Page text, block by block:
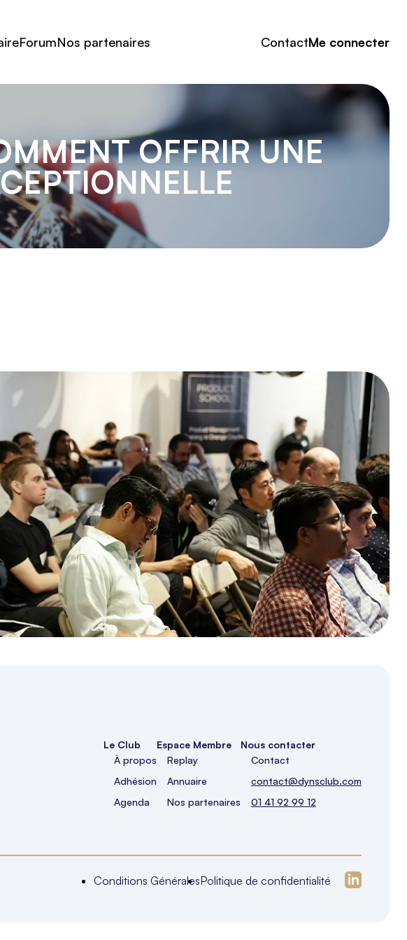
ForumNos partenaires ContactMe connecter
OFFRIR UNE
Le Club
À propos
Adhésion
Agenda
Espace Membre
Replay
Annuaire
Nos partenaires
Nous contacter
Contact
contact@dynsclub.com
01 41 92 99 12
Conditions GénéralesPolitique de confidentialité